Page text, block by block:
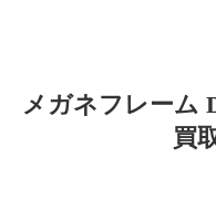
メガネフレーム
買